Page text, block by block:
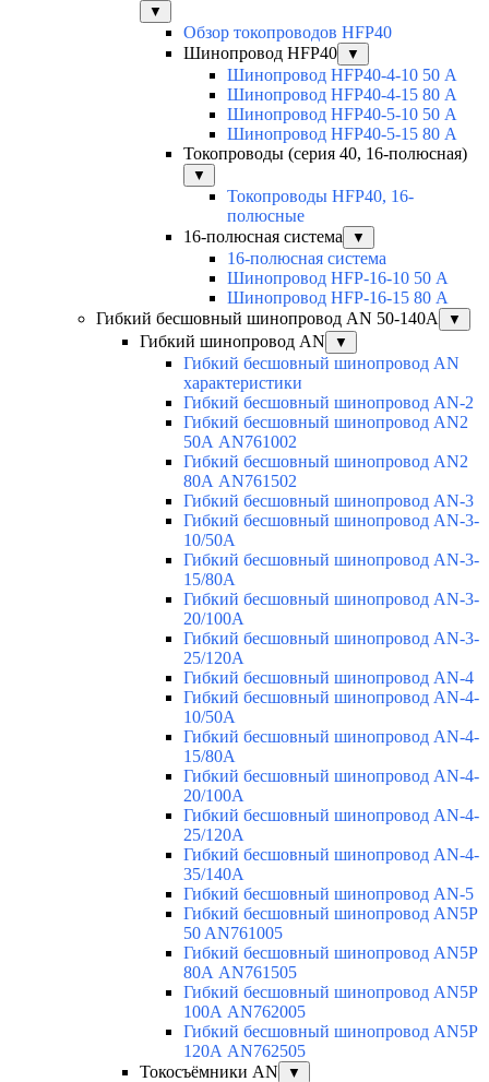
▼
Обзор токопроводов HFP40
Шинопровод HFP40
▼
Шинопровод HFP40-4-10 50 А
Шинопровод HFP40-4-15 80 А
Шинопровод HFP40-5-10 50 А
Шинопровод HFP40-5-15 80 А
Токопроводы (серия 40, 16-полюсная)
▼
Токопроводы HFP40, 16-
полюсные
16-полюсная система
▼
16-полюсная система
Шинопровод HFP-16-10 50 А
Шинопровод HFP-16-15 80 А
Гибкий бесшовный шинопровод AN 50-140А
▼
Гибкий шинопровод AN ▼
Гибкий бесшовный шинопровод AN
характеристики
Гибкий бесшовный шинопровод AN-2
Гибкий бесшовный шинопровод AN2
50А AN761002
Гибкий бесшовный шинопровод AN2
80А AN761502
Гибкий бесшовный шинопровод AN-3
Гибкий бесшовный шинопровод AN-3-
10/50A
Гибкий бесшовный шинопровод AN-3-
15/80A
Гибкий бесшовный шинопровод AN-3-
20/100A
Гибкий бесшовный шинопровод AN-3-
25/120A
Гибкий бесшовный шинопровод AN-4
Гибкий бесшовный шинопровод AN-4-
10/50A
Гибкий бесшовный шинопровод AN-4-
15/80A
Гибкий бесшовный шинопровод AN-4-
20/100A
Гибкий бесшовный шинопровод AN-4-
25/120A
Гибкий бесшовный шинопровод AN-4-
35/140A
Гибкий бесшовный шинопровод AN-5
Гибкий бесшовный шинопровод AN5P
50 AN761005
Гибкий бесшовный шинопровод AN5P
80А AN761505
Гибкий бесшовный шинопровод AN5P
100А AN762005
Гибкий бесшовный шинопровод AN5P
120А AN762505
Токосъёмники AN
▼